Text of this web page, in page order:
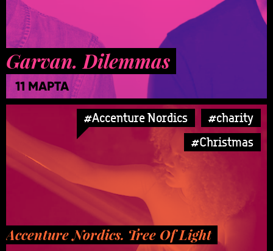
Garvan. Dilemmas
11 МАРТА
#Accenture Nordics
#charity
#Christmas
Accenture Nordics. Tree Of Light